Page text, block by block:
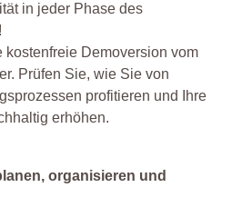
in jeder Phase des
kostenfreie Demoversion vom
Prüfen Sie, wie Sie von
profitieren und Ihre
erhöhen.
organisieren und